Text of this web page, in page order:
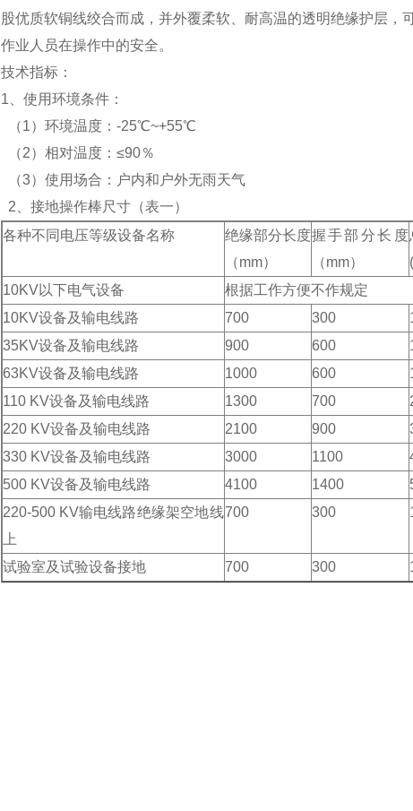
股优质软铜线绞合而成，并外覆柔软、耐高温的透明绝缘护层
作业人员在操作中的安全。
技术指标：
1、使用环境条件：
（1）环境温度：-25℃~+55℃
（2）相对温度：≤90％
（3）使用场合：户内和户外无雨天气
2、接地操作棒尺寸（表一）
各种不同电压等级设备名称
绝缘部分长度
（mm）
握手部分长度
（mm）
10KV以下电气设备
根据工作方便不作规定
10KV设备及输电线路
700 300
35KV设备及输电线路
900 600
63KV设备及输电线路
1000 600
110 KV设备及输电线路
1300 700
220 KV设备及输电线路
2100 900
330 KV设备及输电线路
3000 1100
500 KV设备及输电线路
4100 1400
220-500 KV输电线路绝缘架空地线
上
700 300
试验室及试验设备接地 700 300